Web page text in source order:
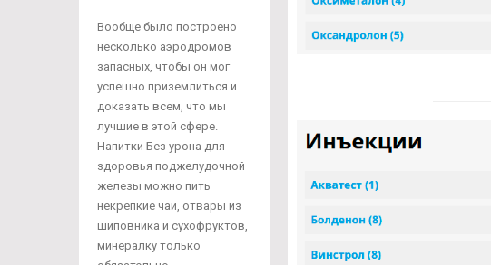
Вообще было построено
несколько аэродромов
запасных, чтобы он мог
успешно приземлиться и
доказать всем, что мы
лучшие в этой сфере.
Напитки Без урона для
здоровья поджелудочной
железы можно пить
некрепкие чаи, отвары из
шиповника и сухофруктов,
минералку только